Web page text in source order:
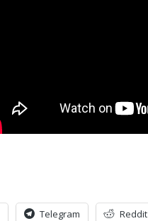
Telegram Reddit